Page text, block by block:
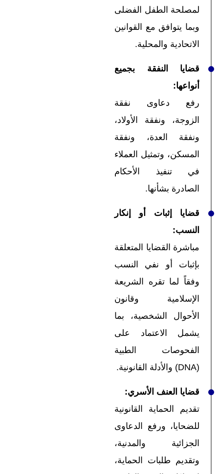
لمصلحة الطفل الفضلى
وبما يتوافق مع القوانين
الاتحادية والمحلية.
قضايا النفقة بجميع
أنواعها:
رفع دعاوى نفقة
الزوجة، ونفقة الأولاد،
ونفقة العدة، ونفقة
المسكن، وتمثيل العملاء
في تنفيذ الأحكام
الصادرة بشأنها.
قضايا إثبات أو إنكار
النسب:
مباشرة القضايا المتعلقة
بإثبات أو نفي النسب
وفقاً لما تقره الشريعة
الإسلامية وقانون
الأحوال الشخصية، بما
يشمل الاعتماد على
الفحوصات الطبية
(DNA) والأدلة القانونية.
قضايا العنف الأسري:
تقديم الحماية القانونية
للضحايا، ورفع الدعاوى
الجزائية والمدنية،
وتقديم طلبات الحماية،